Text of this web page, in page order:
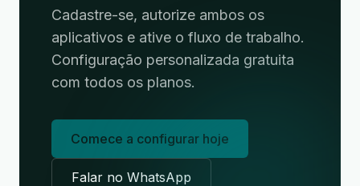
Cadastre-se, autorize ambos os
aplicativos e ative o fluxo de trabalho.
Configuração personalizada gratuita
com todos os planos.
Comece a configurar hoje
Falar no WhatsApp